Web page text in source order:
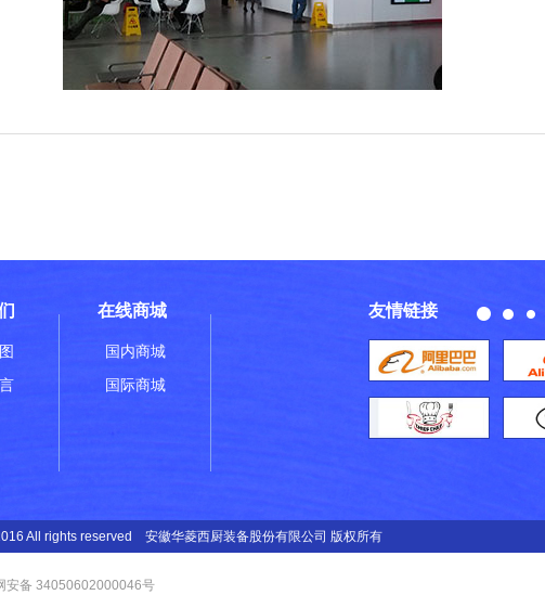
在线商城
国内商城
国际商城
友情链接
All rights reserved 安徽华菱西厨装备股份有限公司 版权所有
安备 34050602000046号